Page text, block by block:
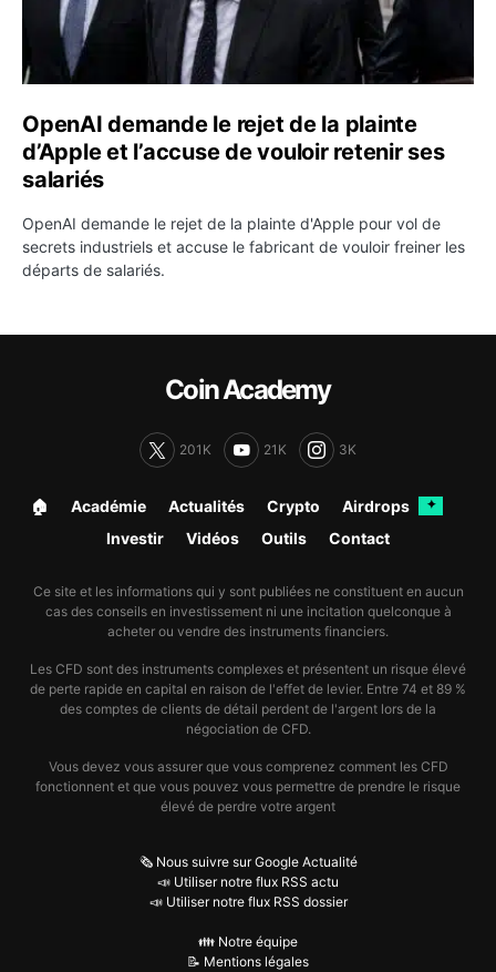
OpenAI demande le rejet de la plainte
d’Apple et l’accuse de vouloir retenir ses
salariés
OpenAI demande le rejet de la plainte d'Apple pour vol de
secrets industriels et accuse le fabricant de vouloir freiner les
départs de salariés.
Coin Academy
201K 21K 3K
🏠︎ Académie Actualités Crypto Airdrops ✦
Investir Vidéos Outils Contact
Ce site et les informations qui y sont publiées ne constituent en aucun
cas des conseils en investissement ni une incitation quelconque à
acheter ou vendre des instruments financiers.
Les CFD sont des instruments complexes et présentent un risque élevé
de perte rapide en capital en raison de l'effet de levier. Entre 74 et 89 %
des comptes de clients de détail perdent de l'argent lors de la
négociation de CFD.
Vous devez vous assurer que vous comprenez comment les CFD
fonctionnent et que vous pouvez vous permettre de prendre le risque
élevé de perdre votre argent
🗞️ Nous suivre sur Google Actualité
📣 Utiliser notre flux RSS actu
📣 Utiliser notre flux RSS dossier
👪 Notre équipe
📝 Mentions légales